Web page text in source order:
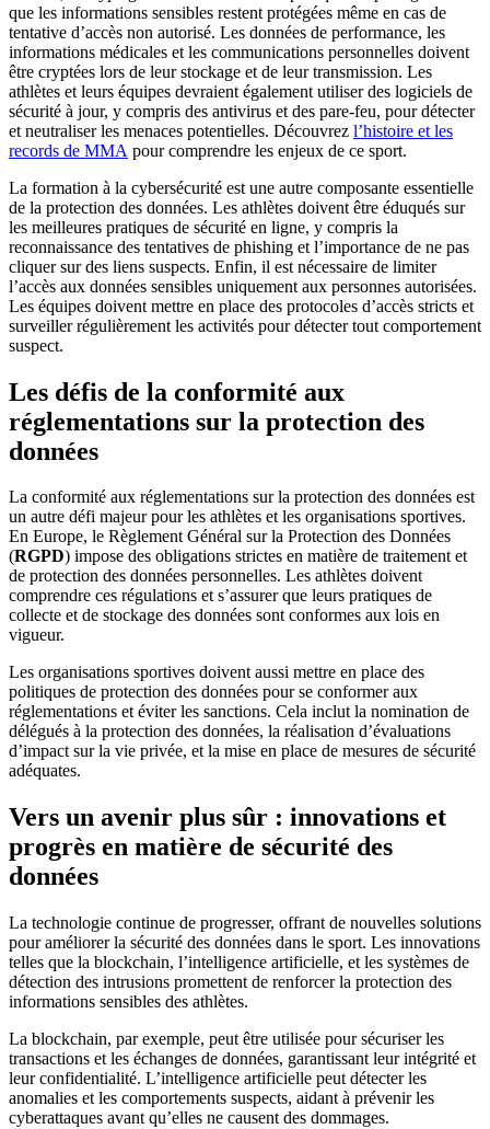
que les informations sensibles restent protégées même en cas de
tentative d’accès non autorisé. Les données de performance, les
informations médicales et les communications personnelles doivent
être cryptées lors de leur stockage et de leur transmission. Les
athlètes et leurs équipes devraient également utiliser des logiciels de
sécurité à jour, y compris des antivirus et des pare-feu, pour détecter
et neutraliser les menaces potentielles. Découvrez l’histoire et les
records de MMA pour comprendre les enjeux de ce sport.
La formation à la cybersécurité est une autre composante essentielle
de la protection des données. Les athlètes doivent être éduqués sur
les meilleures pratiques de sécurité en ligne, y compris la
reconnaissance des tentatives de phishing et l’importance de ne pas
cliquer sur des liens suspects. Enfin, il est nécessaire de limiter
l’accès aux données sensibles uniquement aux personnes autorisées.
Les équipes doivent mettre en place des protocoles d’accès stricts et
surveiller régulièrement les activités pour détecter tout comportement
suspect.
Les défis de la conformité aux
réglementations sur la protection des
données
La conformité aux réglementations sur la protection des données est
un autre défi majeur pour les athlètes et les organisations sportives.
En Europe, le Règlement Général sur la Protection des Données
(RGPD) impose des obligations strictes en matière de traitement et
de protection des données personnelles. Les athlètes doivent
comprendre ces régulations et s’assurer que leurs pratiques de
collecte et de stockage des données sont conformes aux lois en
vigueur.
Les organisations sportives doivent aussi mettre en place des
politiques de protection des données pour se conformer aux
réglementations et éviter les sanctions. Cela inclut la nomination de
délégués à la protection des données, la réalisation d’évaluations
d’impact sur la vie privée, et la mise en place de mesures de sécurité
adéquates.
Vers un avenir plus sûr : innovations et
progrès en matière de sécurité des
données
La technologie continue de progresser, offrant de nouvelles solutions
pour améliorer la sécurité des données dans le sport. Les innovations
telles que la blockchain, l’intelligence artificielle, et les systèmes de
détection des intrusions promettent de renforcer la protection des
informations sensibles des athlètes.
La blockchain, par exemple, peut être utilisée pour sécuriser les
transactions et les échanges de données, garantissant leur intégrité et
leur confidentialité. L’intelligence artificielle peut détecter les
anomalies et les comportements suspects, aidant à prévenir les
cyberattaques avant qu’elles ne causent des dommages.